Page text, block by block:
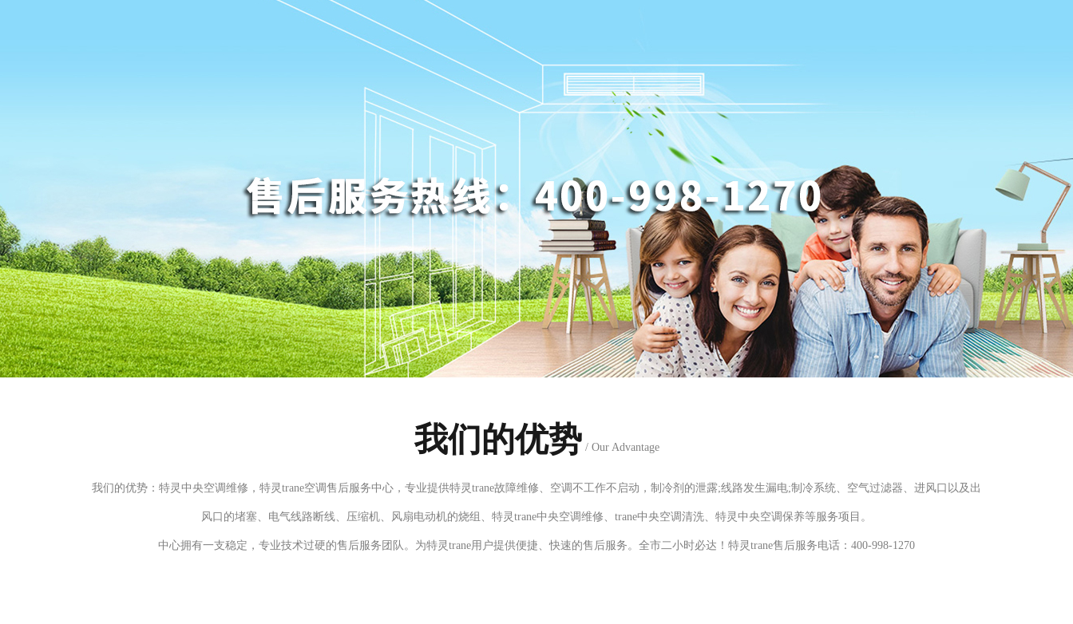
特灵中央空调保养
view more
trane空调维修
view more
我们的优势 / Our Advantage
我们的优势：特灵中央空调维修，特灵trane空调售后服务中心，专业提供特灵trane故障维修、空调不工作不启动，制冷剂的泄露;线路发生漏电;制冷系统、空气过滤器、进风口以及出
风口的堵塞、电气线路断线、压缩机、风扇电动机的烧组、特灵trane中央空调维修、trane中央空调清洗、特灵中央空调保养等服务项目。
中心拥有一支稳定，专业技术过硬的售后服务团队。为特灵trane用户提供便捷、快速的售后服务。全市二小时必达！特灵trane售后服务电话：400-998-1270